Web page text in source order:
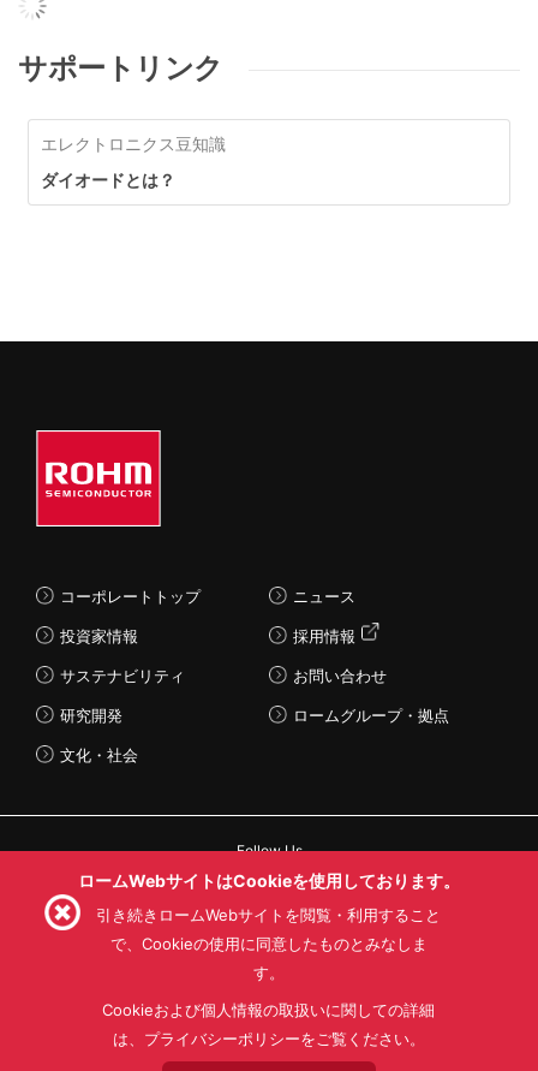
サポートリンク
エレクトロニクス豆知識
ダイオードとは？
コーポレートトップ
投資家情報
サステナビリティ
研究開発
文化・社会
ニュース
採用情報
お問い合わせ
ロームグループ・拠点
Follow Us
利用目的
プライバシーポリシー
サイトマップ
ローム製品の販売に関する標準契約条件書(PDF)
ロームWebサイトはCookieを使用しております。
引き続きロームWebサイトを閲覧・利用すること
で、Cookieの使用に同意したものとみなしま
す。
Cookieおよび個人情報の取扱いに関しての詳細
は、プライバシーポリシーをご覧ください。